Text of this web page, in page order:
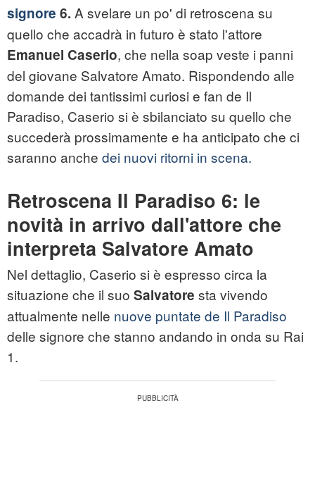
signore 6. A svelare un po' di retroscena su
quello che accadrà in futuro è stato l'attore
Emanuel Caserio, che nella soap veste i panni
del giovane Salvatore Amato. Rispondendo alle
domande dei tantissimi curiosi e fan de Il
Paradiso, Caserio si è sbilanciato su quello che
succederà prossimamente e ha anticipato che ci
saranno anche dei nuovi ritorni in scena.
Retroscena Il Paradiso 6: le
novità in arrivo dall'attore che
interpreta Salvatore Amato
Nel dettaglio, Caserio si è espresso circa la
situazione che il suo Salvatore sta vivendo
attualmente nelle nuove puntate de Il Paradiso
delle signore che stanno andando in onda su Rai
1.